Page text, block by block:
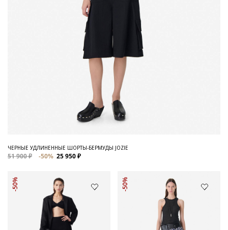
ЧЕРНЫЕ УДЛИНЕННЫЕ ШОРТЫ-БЕРМУДЫ JOZIE
51 900 ₽ -50% 25 950 ₽
-50% -50%